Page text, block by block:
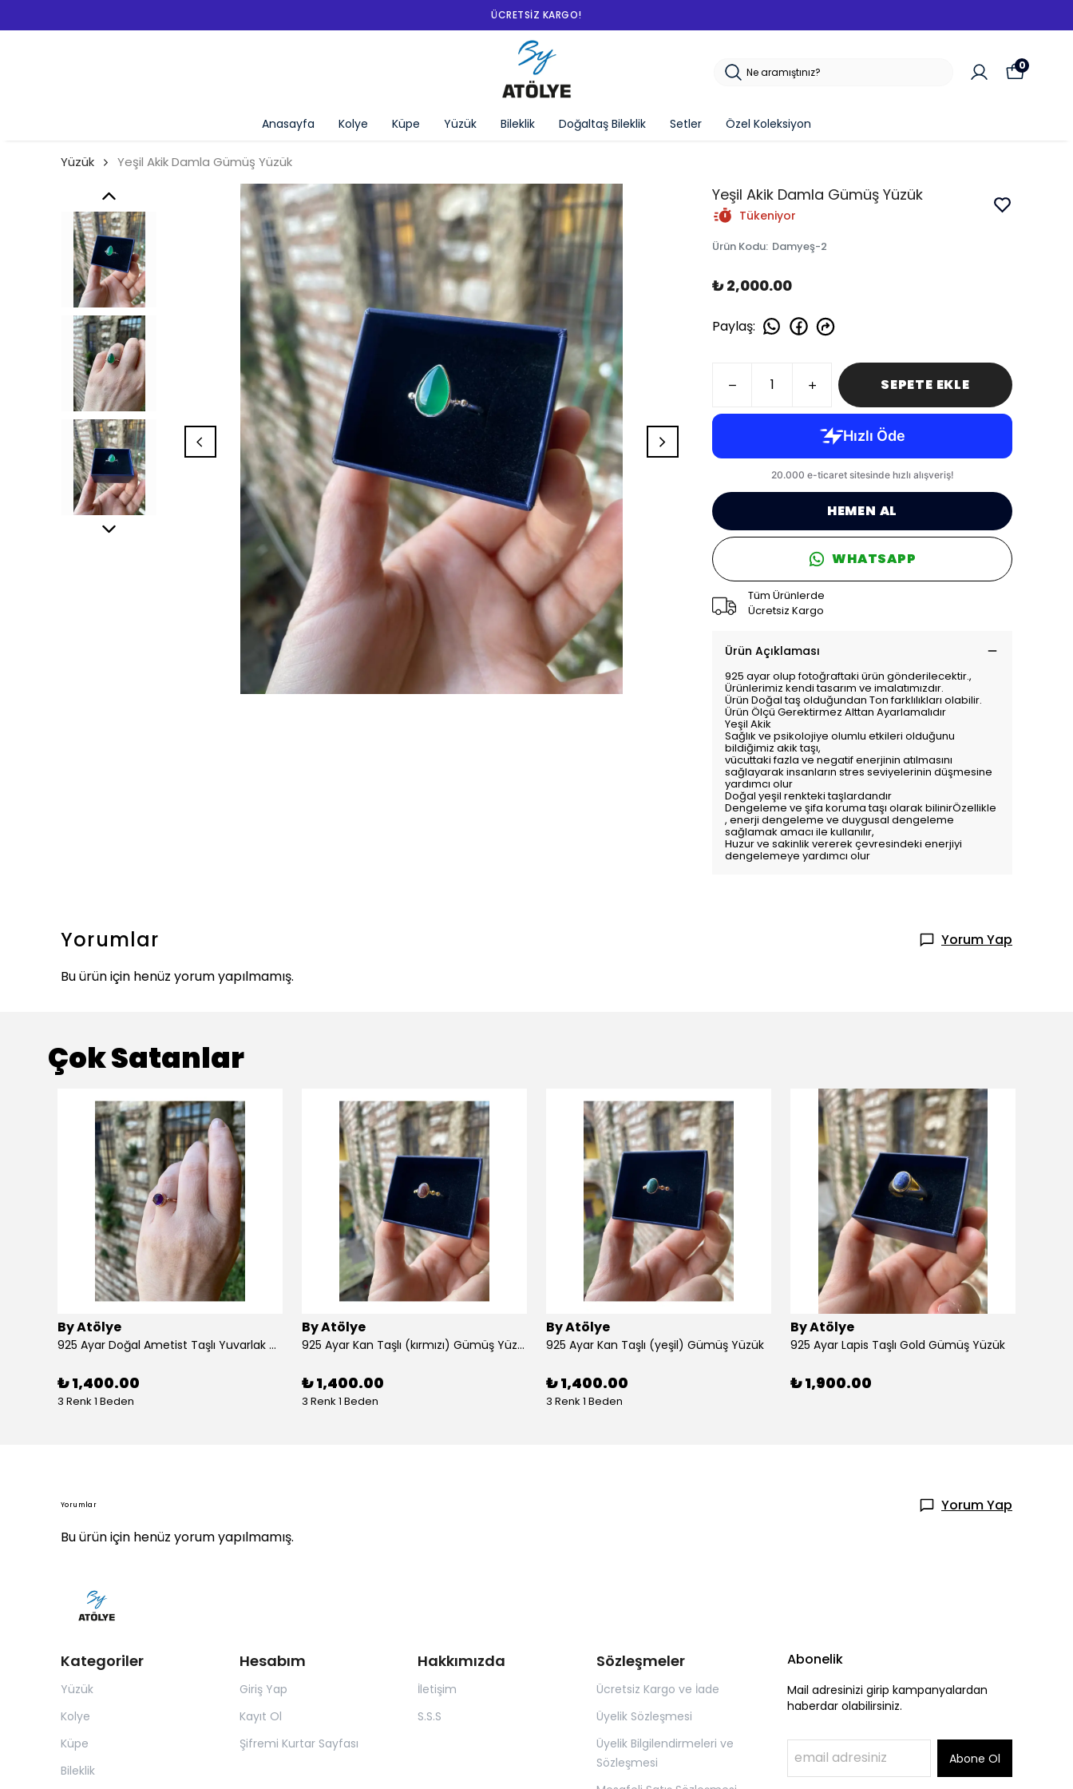
ÜCRETSIZ KARGO!
Anasayfa Kolye Küpe Yüzük Bileklik Doğaltaş Bileklik Setler Özel Koleksiyon
0
Yüzük Yeşil Akik Damla Gümüş Yüzük
Yeşil Akik Damla Gümüş Yüzük
Tükeniyor
Ürün Kodu: Damyeş-2
₺ 2,000.00
Paylaş:
SEPETE EKLE
HEMEN AL
WHATSAPP
Tüm Ürünlerde
Ücretsiz Kargo
Ürün Açıklaması
925 ayar olup fotoğraftaki ürün gönderilecektir.,
Ürünlerimiz kendi tasarım ve imalatımızdır.
Ürün Doğal taş olduğundan Ton farklılıkları olabilir.
Ürün Ölçü Gerektirmez Alttan Ayarlamalıdır
Yeşil Akik
Sağlık ve psikolojiye olumlu etkileri olduğunu
bildiğimiz akik taşı,
vücuttaki fazla ve negatif enerjinin atılmasını
sağlayarak insanların stres seviyelerinin düşmesine
yardımcı olur
Doğal yeşil renkteki taşlardandır
Dengeleme ve şifa koruma taşı olarak bilinirÖzellikle
, enerji dengeleme ve duygusal dengeleme
sağlamak amacı ile kullanılır,
Huzur ve sakinlik vererek çevresindeki enerjiyi
dengelemeye yardımcı olur
Yorumlar
Yorum Yap
Bu ürün için henüz yorum yapılmamış.
Çok Satanlar
By Atölye
925 Ayar Doğal Ametist Taşlı Yuvarlak Gümüş Yüzük
₺ 1,400.00
3 Renk 1 Beden
By Atölye
925 Ayar Kan Taşlı (kırmızı) Gümüş Yüzük
₺ 1,400.00
3 Renk 1 Beden
By Atölye
925 Ayar Kan Taşlı (yeşil) Gümüş Yüzük
₺ 1,400.00
3 Renk 1 Beden
By Atölye
925 Ayar Lapis Taşlı Gold Gümüş Yüzük
₺ 1,900.00
Yorumlar
Yorum Yap
Bu ürün için henüz yorum yapılmamış.
Kategoriler
Yüzük
Kolye
Küpe
Bileklik
Hesabım
Giriş Yap
Kayıt Ol
Şifremi Kurtar Sayfası
Hakkımızda
İletişim
S.S.S
Sözleşmeler
Ücretsiz Kargo ve İade
Üyelik Sözleşmesi
Üyelik Bilgilendirmeleri ve
Sözleşmesi
Abonelik
Mail adresinizi girip kampanyalardan
haberdar olabilirsiniz.
Abone Ol